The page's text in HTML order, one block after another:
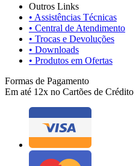
Outros Links
• Assistências Técnicas
• Central de Atendimento
• Trocas e Devoluções
• Downloads
• Produtos em Ofertas
Formas de Pagamento
Em até 12x no Cartões de